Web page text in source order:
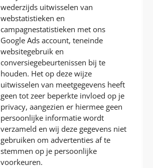
wederzijds uitwisselen van
webstatistieken en
campagnestatistieken met ons
Google Ads account, teneinde
websitegebruik en
conversiegebeurtenissen bij te
houden. Het op deze wijze
uitwisselen van meetgegevens heeft
geen tot zeer beperkte invloed op je
privacy, aangezien er hiermee geen
persoonlijke informatie wordt
verzameld en wij deze gegevens niet
gebruiken om advertenties af te
stemmen op je persoonlijke
voorkeuren.